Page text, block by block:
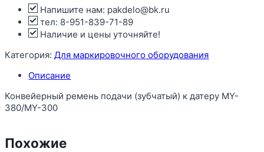
Напишите нам: pakdelo@bk.ru
тел: 8-951-839-71-89
Наличие и цены уточняйте!
Категория:Для маркировочного оборудования
Описание
Конвейерный ремень подачи (зубчатый) к датеру MY-
380/MY-300
Похожие